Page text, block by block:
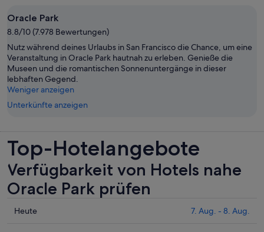
Oracle Park
8.8/10 (7.978 Bewertungen)
Nutz während deines Urlaubs in San Francisco die Chance, um eine
Veranstaltung in Oracle Park hautnah zu erleben. Genieße die
Museen und die romantischen Sonnenuntergänge in dieser
lebhaften Gegend.
Weniger anzeigen
Unterkünfte anzeigen
Top-Hotelangebote
Verfügbarkeit von Hotels nahe
Oracle Park prüfen
Prüfe
Heute 7. Aug. - 8. Aug.